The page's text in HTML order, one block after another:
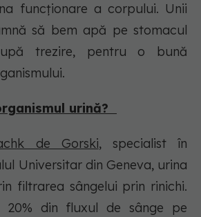
funcționare a corpului. Unii
să bem apă pe stomacul
trezire, pentru o bună
urină?
de Gorski, specialist în
Universitar din Geneva, urina
filtrarea sângelui prin rinichi.
20% din fluxul de sânge pe